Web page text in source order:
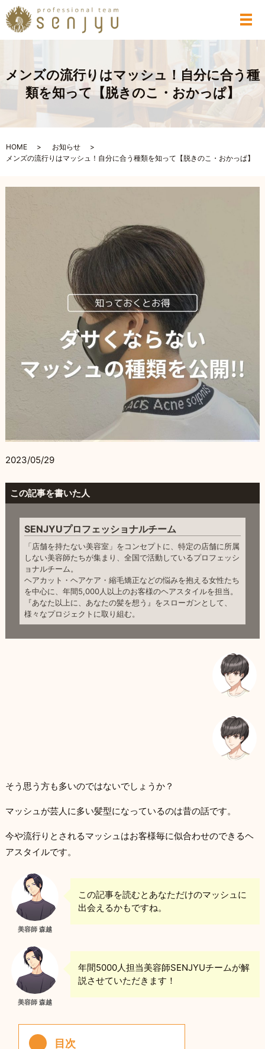
メ
メンズの流行りはマッシュ！自分に合う種
類を知って【脱きのこ・おかっぱ】
HOME
お知らせ
メンズの流行りはマッシュ！自分に合う種類を知って【脱きのこ・おかっぱ】
2023/05/29
この記事を書いた人
SENJYUプロフェッショナルチーム
「店舗を持たない美容室」をコンセプトに、特定の店舗に所属
しない美容師たちが集まり、全国で活動しているプロフェッシ
ョナルチーム。
ヘアカット・ヘアケア・縮毛矯正などの悩みを抱える女性たち
を中心に、年間5,000人以上のお客様のヘアスタイルを担当。
『あなた以上に、あなたの髪を想う』をスローガンとして、
様々なプロジェクトに取り組む。
そう思う方も多いのではないでしょうか？
マッシュが芸人に多い髪型になっているのは昔の話です。
今や流行りとされるマッシュはお客様毎に似合わせのできるヘ
アスタイルです。
美容師 森越
この記事を読むとあなただけのマッシュに
出会えるかもですね。
美容師 森越
年間5000人担当美容師SENJYUチームが解
説させていただきます！